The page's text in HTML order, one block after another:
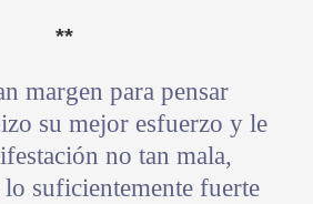
**
margen para pensar
su mejor esfuerzo y le
no tan mala,
suficientemente fuerte